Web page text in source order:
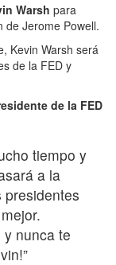
Warsh para
de Jerome Powell.
Kevin Warsh será
de la FED y
de la FED
tiempo y
a la
presidentes
nunca te